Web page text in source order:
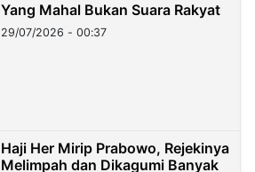
Yang Mahal Bukan Suara Rakyat
29/07/2026 - 00:37
Haji Her Mirip Prabowo, Rejekinya
Melimpah dan Dikagumi Banyak